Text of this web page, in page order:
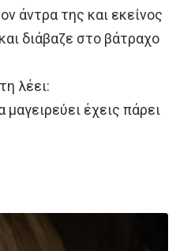
άντρα της και εκείνος
διάβαζε στο βάτραχο
λέει:
μαγειρεύει έχεις πάρει